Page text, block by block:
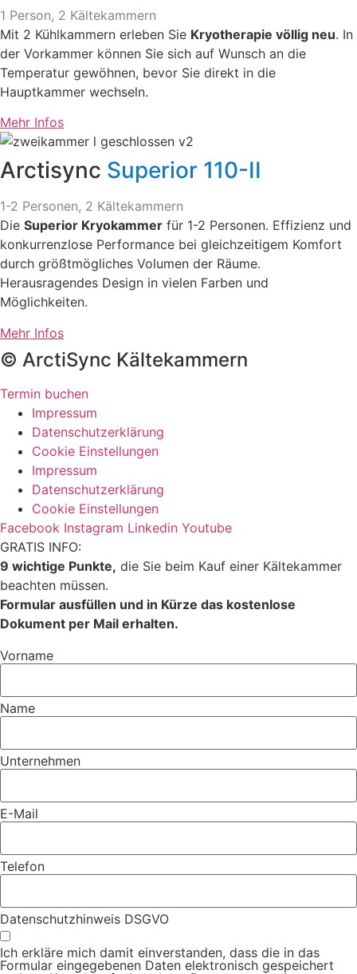
1 Person, 2 Kältekammern
Mit 2 Kühlkammern erleben Sie Kryotherapie völlig neu. In
der Vorkammer können Sie sich auf Wunsch an die
Temperatur gewöhnen, bevor Sie direkt in die
Hauptkammer wechseln.
Mehr Infos
Arctisync Superior 110-II
1-2 Personen, 2 Kältekammern
Die Superior Kryokammer für 1-2 Personen. Effizienz und
konkurrenzlose Performance bei gleichzeitigem Komfort
durch größtmögliches Volumen der Räume.
Herausragendes Design in vielen Farben und
Möglichkeiten.
Mehr Infos
© ArctiSync Kältekammern
Termin buchen
Impressum
Datenschutzerklärung
Cookie Einstellungen
Impressum
Datenschutzerklärung
Cookie Einstellungen
Facebook Instagram Linkedin Youtube
GRATIS INFO:
9 wichtige Punkte, die Sie beim Kauf einer Kältekammer
beachten müssen.
Formular ausfüllen und in Kürze das kostenlose
Dokument per Mail erhalten.
Vorname
Name
Unternehmen
E-Mail
Telefon
Datenschutzhinweis DSGVO
Ich erkläre mich damit einverstanden, dass die in das
Formular eingegebenen Daten elektronisch gespeichert